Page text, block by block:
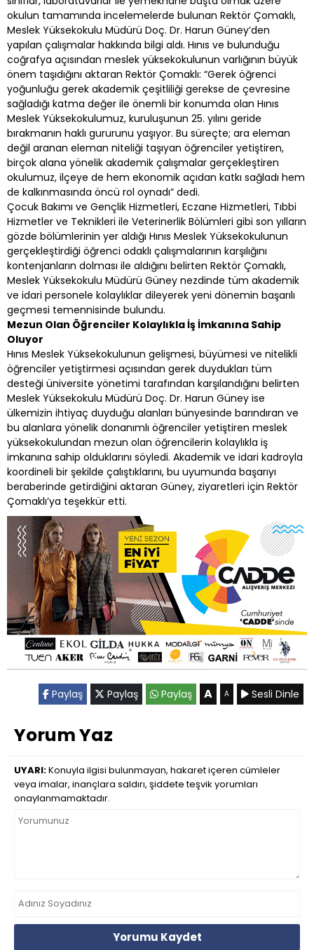
okulun tamamında incelemelerde bulunan Rektör Çomaklı,
Meslek Yüksekokulu Müdürü Doç. Dr. Harun Güney’den
yapılan çalışmalar hakkında bilgi aldı. Hınıs ve bulunduğu
coğrafya açısından meslek yüksekokulunun varlığının büyük
önem taşıdığını aktaran Rektör Çomaklı: “Gerek öğrenci
yoğunluğu gerek akademik çeşitliliği gerekse de çevresine
sağladığı katma değer ile önemli bir konumda olan Hınıs
Meslek Yüksekokulumuz, kuruluşunun 25. yılını geride
bırakmanın haklı gururunu yaşıyor. Bu süreçte; ara eleman
değil aranan eleman niteliği taşıyan öğrenciler yetiştiren,
birçok alana yönelik akademik çalışmalar gerçekleştiren
okulumuz, ilçeye de hem ekonomik açıdan katkı sağladı hem
de kalkınmasında öncü rol oynadı” dedi.
Çocuk Bakımı ve Gençlik Hizmetleri, Eczane Hizmetleri, Tıbbi
Hizmetler ve Teknikleri ile Veterinerlik Bölümleri gibi son yılların
gözde bölümlerinin yer aldığı Hınıs Meslek Yüksekokulunun
gerçekleştirdiği öğrenci odaklı çalışmalarının karşılığını
kontenjanların dolması ile aldığını belirten Rektör Çomaklı,
Meslek Yüksekokulu Müdürü Güney nezdinde tüm akademik
ve idari personele kolaylıklar dileyerek yeni dönemin başarılı
geçmesi temennisinde bulundu.
Mezun Olan Öğrenciler Kolaylıkla İş İmkanına Sahip
Oluyor
Hınıs Meslek Yüksekokulunun gelişmesi, büyümesi ve nitelikli
öğrenciler yetiştirmesi açısından gerek duydukları tüm
desteği üniversite yönetimi tarafından karşılandığını belirten
Meslek Yüksekokulu Müdürü Doç. Dr. Harun Güney ise
ülkemizin ihtiyaç duyduğu alanları bünyesinde barındıran ve
bu alanlara yönelik donanımlı öğrenciler yetiştiren meslek
yüksekokulundan mezun olan öğrencilerin kolaylıkla iş
imkanına sahip olduklarını söyledi. Akademik ve idari kadroyla
koordineli bir şekilde çalıştıklarını, bu uyumunda başarıyı
beraberinde getirdiğini aktaran Güney, ziyaretleri için Rektör
Çomaklı’ya teşekkür etti.
Paylaş Paylaş Paylaş A A Sesli Dinle
Yorum Yaz
UYARI:Konuyla ilgisi bulunmayan, hakaret içeren cümleler
veya imalar, inançlara saldırı, şiddete teşvik yorumları
onaylanmamaktadır.
Yorumu Kaydet